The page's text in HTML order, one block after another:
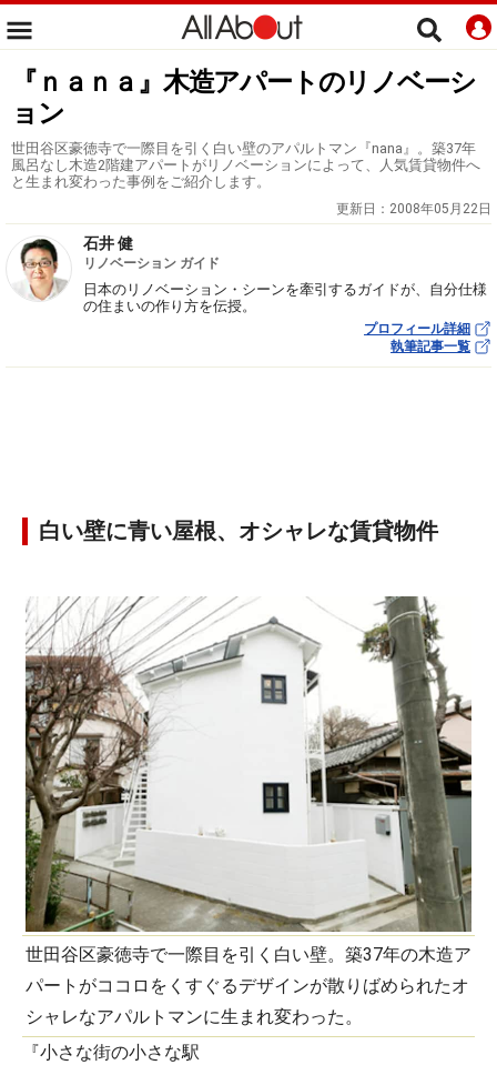
『ｎａｎａ』木造アパートのリノベーシ
ョン
世田谷区豪徳寺で一際目を引く白い壁のアパルトマン『nana』。築37年
風呂なし木造2階建アパートがリノベーションによって、人気賃貸物件へ
と生まれ変わった事例をご紹介します。
更新日： 2008年05月22日
石井 健
リノベーション ガイド
日本のリノベーション・シーンを牽引するガイドが、自分仕様
の住まいの作り方を伝授。
プロフィール詳細
執筆記事一覧
白い壁に青い屋根、オシャレな賃貸物件
世田谷区豪徳寺で一際目を引く白い壁。築37年の木造ア
パートがココロをくすぐるデザインが散りばめられたオ
シャレなアパルトマンに生まれ変わった。
『小さな街の小さな駅